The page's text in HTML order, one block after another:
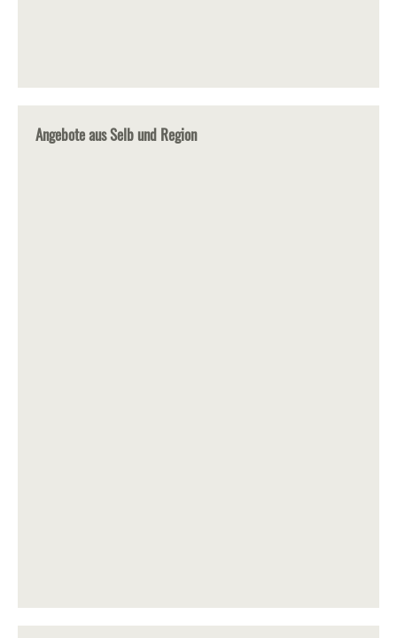
Angebote aus Selb und Region